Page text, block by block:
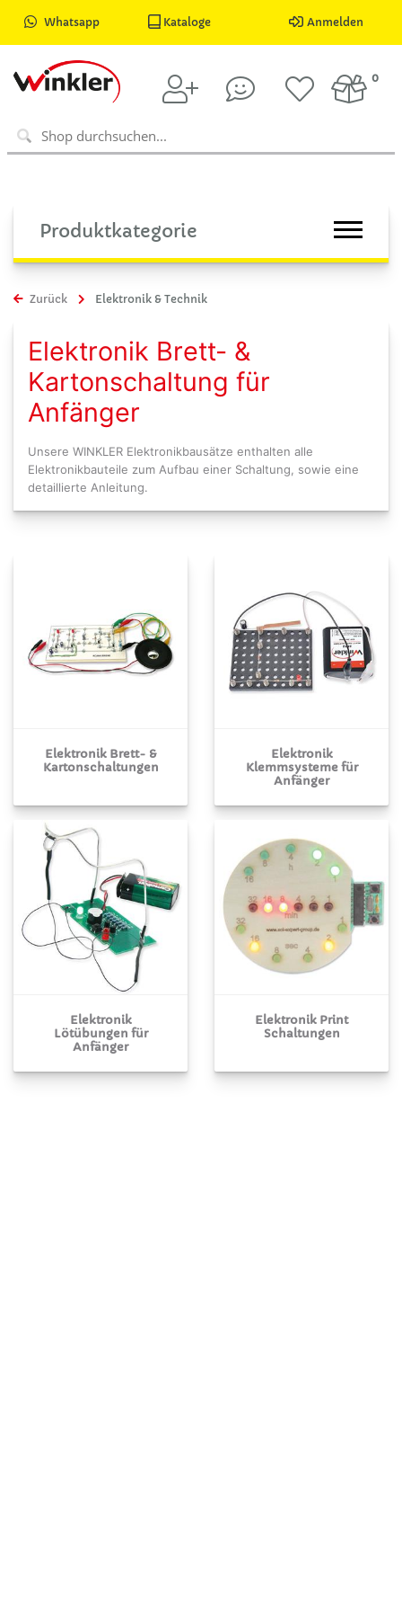
Whatsapp Kataloge Anmelden
0
Produktkategorie
Zurück Elektronik & Technik
Elektronik Brett- &
Kartonschaltung für
Anfänger
Unsere WINKLER Elektronikbausätze enthalten alle
Elektronikbauteile zum Aufbau einer Schaltung, sowie eine
detaillierte Anleitung.
Elektronik Brett- &
Kartonschaltungen
Elektronik
Klemmsysteme für
Anfänger
Elektronik
Lötübungen für
Anfänger
Elektronik Print
Schaltungen